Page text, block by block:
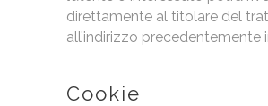
direttamente al titolare del
all’indirizzo precedentemente
Cookie